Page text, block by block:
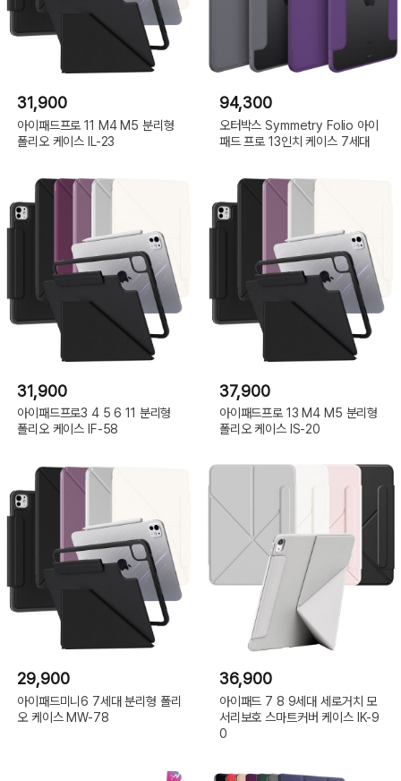
31,900
아이패드프로 11 M4 M5 분리형
폴리오 케이스 IL-23
94,300
오터박스 Symmetry Folio 아이
패드 프로 13인치 케이스 7세대
31,900
아이패드프로3 4 5 6 11 분리형
폴리오 케이스 IF-58
37,900
아이패드프로 13 M4 M5 분리형
폴리오 케이스 IS-20
29,900
아이패드미니6 7세대 분리형 폴리
오 케이스 MW-78
36,900
아이패드 7 8 9세대 세로거치 모
서리보호 스마트커버 케이스 IK-9
0